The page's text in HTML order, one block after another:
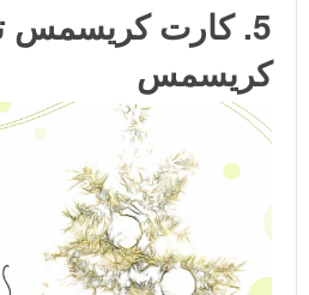
5. کارت کریسمس
کریسمس